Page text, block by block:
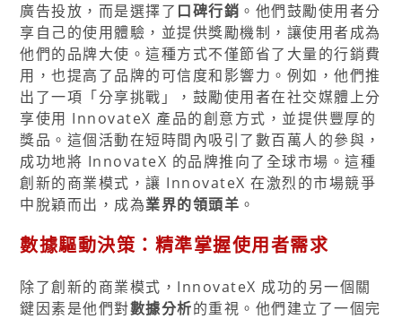
廣告投放，而是選擇了 口碑行銷 。他們鼓勵使用者分
享自己的使用體驗，並提供獎勵機制，讓使用者成為
他們的品牌大使。這種方式不僅節省了大量的行銷費
用，也提高了品牌的可信度和影響力。例如，他們推
出了一項「分享挑戰」，鼓勵使用者在社交媒體上分
享使用 InnovateX 產品的創意方式，並提供豐厚的
獎品。這個活動在短時間內吸引了數百萬人的參與，
成功地將 InnovateX 的品牌推向了全球市場。這種
創新的商業模式，讓 InnovateX 在激烈的市場競爭
中脫穎而出，成為業界的領頭羊 。
數據驅動決策：精準掌握使用者需求
除了創新的商業模式，InnovateX 成功的另一個關
鍵因素是他們對數據分析的重視。他們建立了一個完